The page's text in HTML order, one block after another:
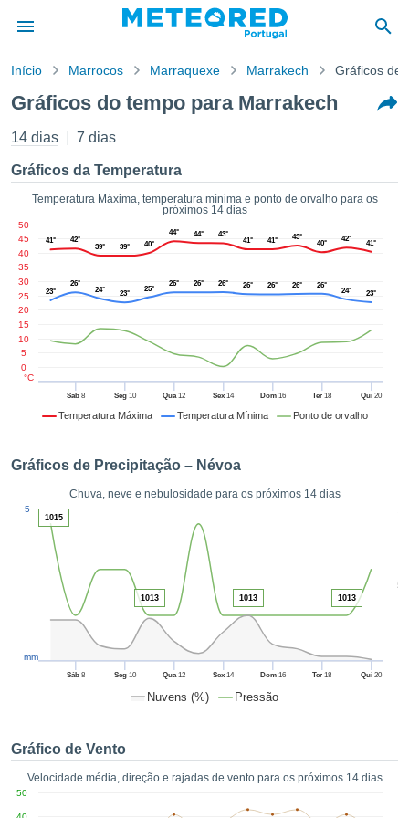
da
foi
por
para
que as
a este
das
e
forma
digital
fornecer-
de alta
o
no
como
ACEITAR
CONTINUAR
CONFIGURAÇÕES
Início Marrocos Marraquexe Marrakech Gráficos de
Gráficos do tempo para Marrakech
14 dias 7 dias
Gráficos da Temperatura
Temperatura Máxima, temperatura mínima e ponto de orvalho para os
próximos 14 dias
Temperatura Máxima Temperatura Mínima Ponto de orvalho
Sáb8 Seg10 Qua12 Sex 14 Dom16 Ter 18 Qui 20
0
5
10
15
20
25
30
35
40
45
50
°C
41°
42°
39°
39° 40°
44° 44° 43°
41° 41° 43°
40°
42°
41°
23°
26°
24° 23°
25°
26° 26° 26° 26° 26° 26° 26°
24° 23°
Gráficos de Precipitação – Névoa
Chuva, neve e nebulosidade para os próximos 14 dias
Nuvens (%) Pressão
50
Sáb8 Seg10 Qua12 Sex 14 Dom16 Ter 18 Qui 20
5
mm
1015
1013 1013 1013
Gráfico de Vento
Velocidade média, direção e rajadas de vento para os próximos 14 dias
50